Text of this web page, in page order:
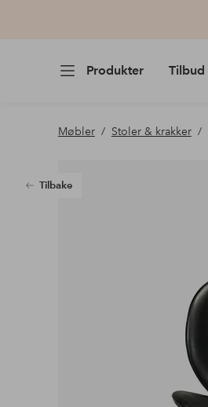
Produkter Tilbud
Møbler Stoler & krakker
Tilbake